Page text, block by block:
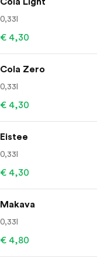
0,33l
€ 4,30
Cola Zero
0,33l
€ 4,30
Eistee
0,33l
€ 4,30
Makava
0,33l
€ 4,80